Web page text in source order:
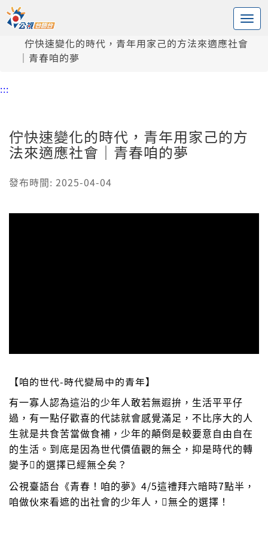
中央內容區塊
頭頁
佇快速變化的時代，青年用家己的方法來適應社會
｜青春咱的夢
:::
佇快速變化的時代，青年用家己的方
法來適應社會｜青春咱的夢
發布時間: 2025-04-04
【咱的世代-時代變局中的青年】
有一寡人認為這沿的少年人敢若無遐拚，生活平平仔
過，有一點仔歡喜的代誌就會感覺滿足，不比序大的人
生就是共食苦當做食補，少年的顛倒是較要意自由自在
的生活。到底是因為世代價值觀的無仝，抑是時代的轉
變予 𪜶 的選擇已經無仝矣？
公視臺語台《青春！咱的夢》 4/5這禮拜六暗時7點半，
咱做伙來看遮的出社會的少年人， 𪜶無仝的選擇！